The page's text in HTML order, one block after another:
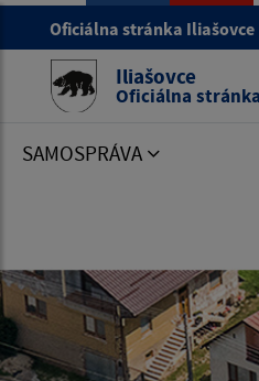
Oficiálna stránka Iliašovce
Iliašovce
Oficiálna stránka
SAMOSPRÁVA